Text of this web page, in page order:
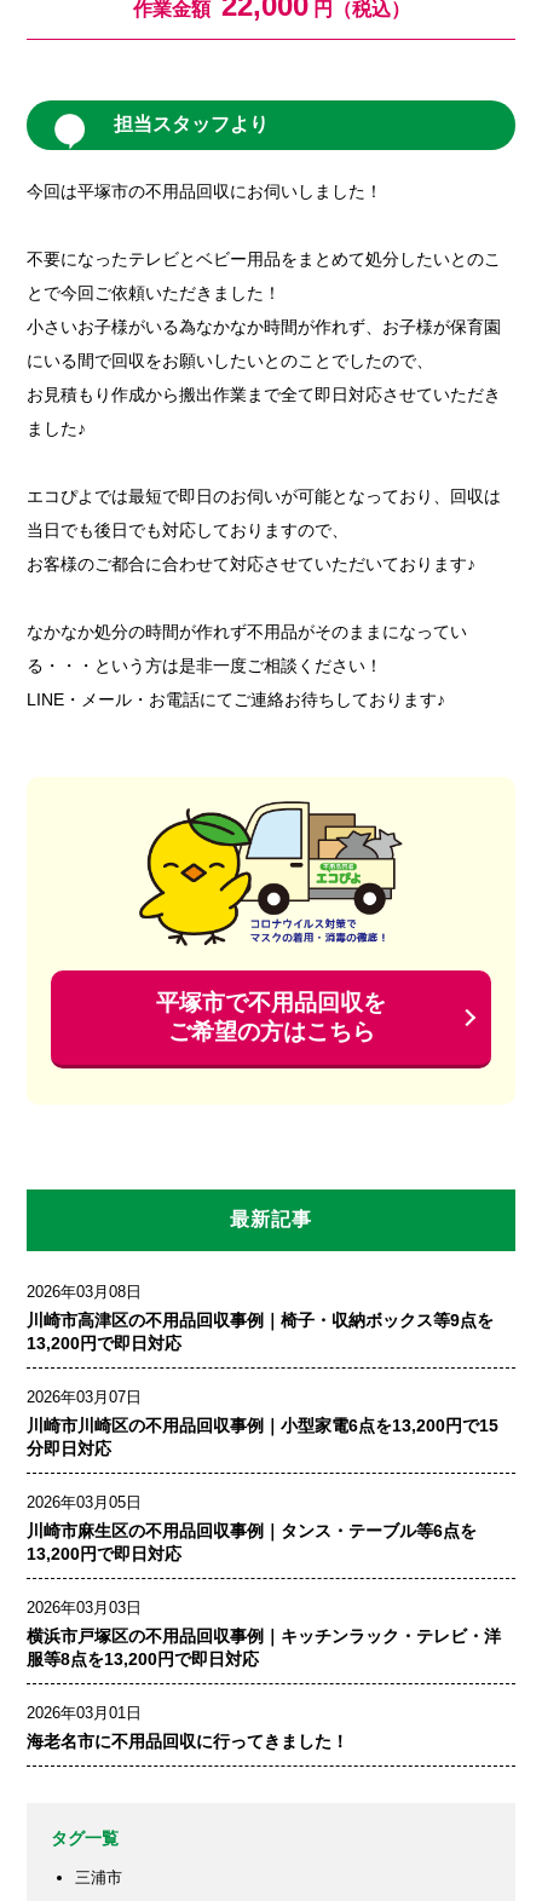
作業金額 円（税込）
担当スタッフより
今回は平塚市の不用品回収にお伺いしました！
不要になったテレビとベビー用品をまとめて処分したいとのこ
とで今回ご依頼いただきました！
小さいお子様がいる為なかなか時間が作れず、お子様が保育園
にいる間で回収をお願いしたいとのことでしたので、
お見積もり作成から搬出作業まで全て即日対応させていただき
ました♪
エコぴよでは最短で即日のお伺いが可能となっており、回収は
当日でも後日でも対応しておりますので、
お客様のご都合に合わせて対応させていただいております♪
なかなか処分の時間が作れず不用品がそのままになってい
る・・・という方は是非一度ご相談ください！
LINE・メール・お電話にてご連絡お待ちしております♪
平塚市で不用品回収を
ご希望の方はこちら
最新記事
2026年03月08日
川崎市高津区の不用品回収事例｜椅子・収納ボックス等9点を
13,200円で即日対応
2026年03月07日
川崎市川崎区の不用品回収事例｜小型家電6点を13,200円で15
分即日対応
2026年03月05日
川崎市麻生区の不用品回収事例｜タンス・テーブル等6点を
13,200円で即日対応
2026年03月03日
横浜市戸塚区の不用品回収事例｜キッチンラック・テレビ・洋
服等8点を13,200円で即日対応
2026年03月01日
海老名市に不用品回収に行ってきました！
タグ一覧
三浦市